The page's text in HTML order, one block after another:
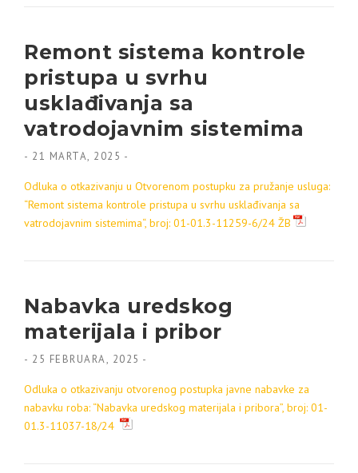
Remont sistema kontrole
pristupa u svrhu
usklađivanja sa
vatrodojavnim sistemima
- 21 MARTA, 2025 -
Odluka o otkazivanju u Otvorenom postupku za pružanje usluga:
“Remont sistema kontrole pristupa u svrhu usklađivanja sa
vatrodojavnim sistemima“, broj: 01-01.3-11259-6/24 ŽB
Nabavka uredskog
materijala i pribor
- 25 FEBRUARA, 2025 -
Odluka o otkazivanju otvorenog postupka javne nabavke za
nabavku roba: “Nabavka uredskog materijala i pribora”, broj: 01-
01.3-11037-18/24